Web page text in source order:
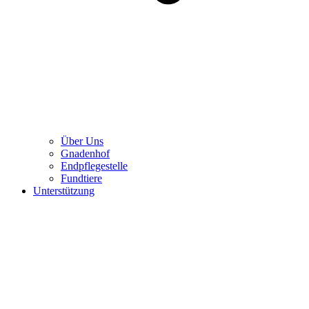
Über Uns
Gnadenhof
Endpflegestelle
Fundtiere
Unterstützung